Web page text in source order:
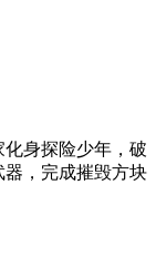
身探险少年，破
器，完成摧毁方块